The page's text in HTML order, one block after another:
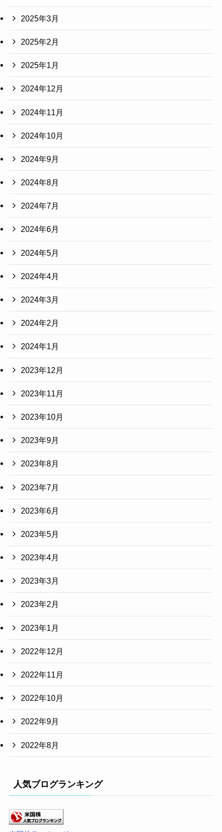
2025年3月
2025年2月
2025年1月
2024年12月
2024年11月
2024年10月
2024年9月
2024年8月
2024年7月
2024年6月
2024年5月
2024年4月
2024年3月
2024年2月
2024年1月
2023年12月
2023年11月
2023年10月
2023年9月
2023年8月
2023年7月
2023年6月
2023年5月
2023年4月
2023年3月
2023年2月
2023年1月
2022年12月
2022年11月
2022年10月
2022年9月
2022年8月
人気ブログランキング